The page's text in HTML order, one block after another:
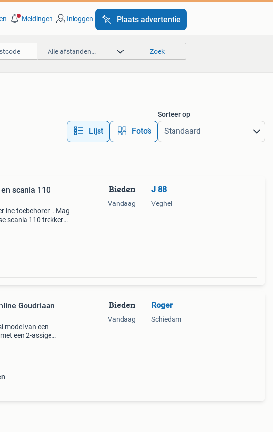
Meldingen Inloggen Plaats advertentie
Alle afstanden… Zoek
Lijst Foto’s
Sorteer op
scania 110
inc toebehoren . Mag
scania 110 trekker
Bieden
Vandaag
J 88
Veghel
Goudriaan
model van een
een 2-assige
Bieden
Vandaag
Roger
Schiedam